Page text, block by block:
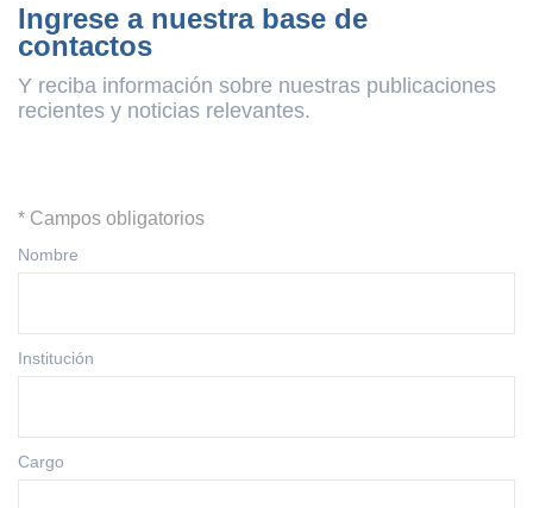
Ingrese a nuestra base de
contactos
Y reciba información sobre nuestras publicaciones
recientes y noticias relevantes.
* Campos obligatorios
Nombre
Institución
Cargo